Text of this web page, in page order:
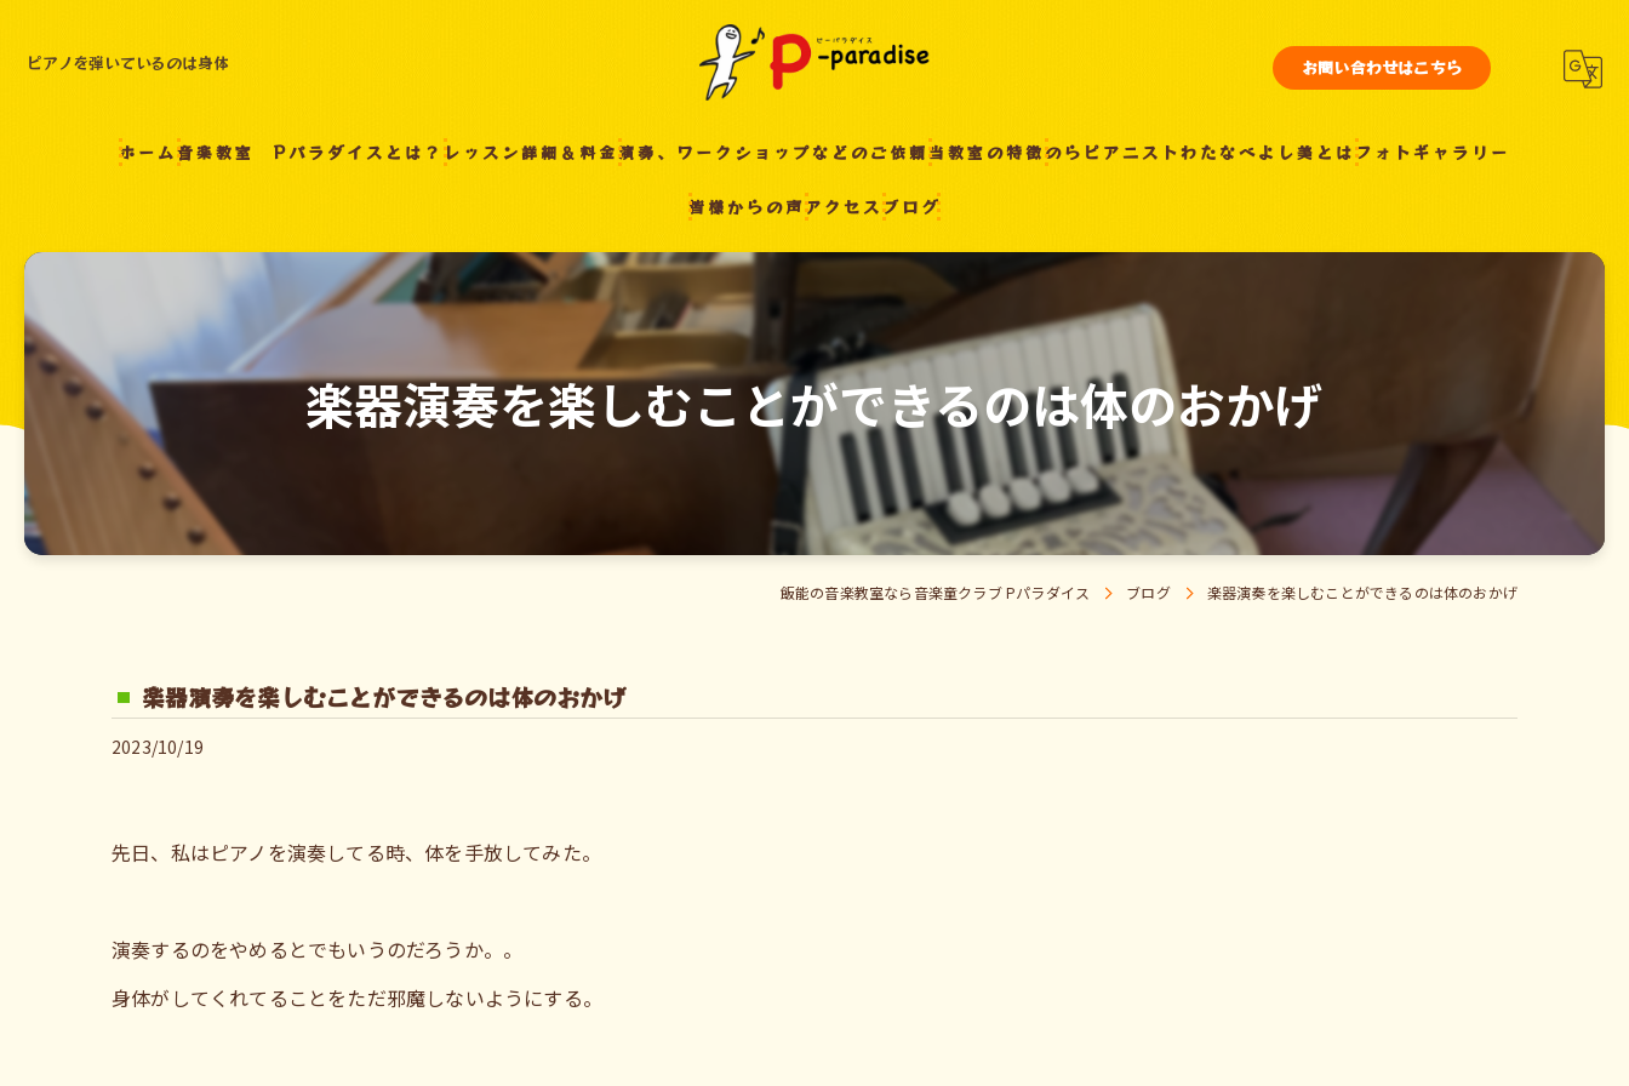
ピアノを弾いているのは身体 お問い合わせはこちら
ホーム音楽教室 Pパラダイスとは？ レッスン詳細＆料金演奏、ワークショップなどのご依頼当教室の特徴
非認知能力
のらピアニストわたなべよし美とはフォトギャラリー
皆様からの声アクセスブログ
楽器演奏を楽しむことができるのは体のおかげ
飯能の音楽教室なら音楽童クラブ Pパラダイス ブログ 楽器演奏を楽しむことができるのは体のおかげ
楽器演奏を楽しむことができるのは体のおかげ
2023/10/19
先日、私はピアノを演奏してる時、体を手放してみた。
演奏するのをやめるとでもいうのだろうか。。
身体がしてくれてることをただ邪魔しないようにする。